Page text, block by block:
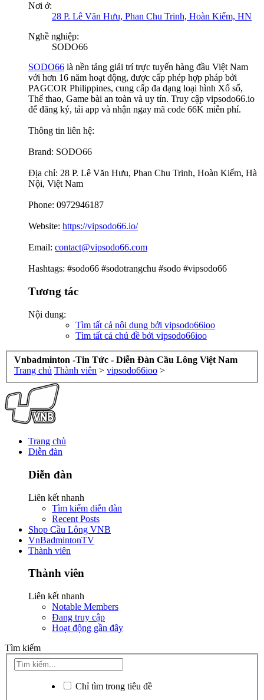
Nơi ở:
28 P. Lê Văn Hưu, Phan Chu Trinh, Hoàn Kiếm, HN
Nghề nghiệp:
SODO66
SODO66 là nền tảng giải trí trực tuyến hàng đầu Việt Nam
với hơn 16 năm hoạt động, được cấp phép hợp pháp bởi
PAGCOR Philippines, cung cấp đa dạng loại hình Xổ số,
Thể thao, Game bài an toàn và uy tín. Truy cập vipsodo66.io
để đăng ký, tải app và nhận ngay mã code 66K miễn phí.
Thông tin liên hệ:
Brand: SODO66
Địa chỉ: 28 P. Lê Văn Hưu, Phan Chu Trinh, Hoàn Kiếm, Hà
Nội, Việt Nam
Phone: 0972946187
Website: https://vipsodo66.io/
Email: contact@vipsodo66.com
Hashtags: #sodo66 #sodotrangchu #sodo #vipsodo66
Tương tác
Nội dung:
Tìm tất cả nội dung bởi vipsodo66ioo
Tìm tất cả chủ đề bởi vipsodo66ioo
Vnbadminton -Tin Tức - Diễn Đàn Cầu Lông Việt Nam
Trang chủ Thành viên > vipsodo66ioo >
Trang chủ
Diễn đàn
Diễn đàn
Liên kết nhanh
Tìm kiếm diễn đàn
Recent Posts
Shop Cầu Lông VNB
VnBadmintonTV
Thành viên
Thành viên
Liên kết nhanh
Notable Members
Đang truy cập
Hoạt động gần đây
Tìm kiếm
Chỉ tìm trong tiêu đề